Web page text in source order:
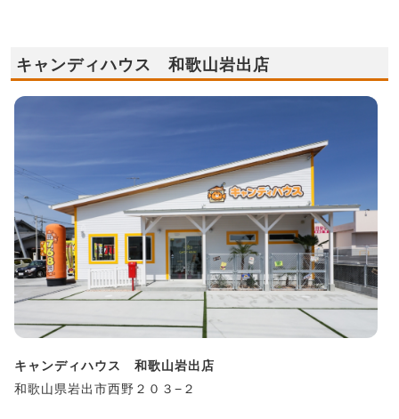
キャンディハウス 和歌山岩出店
キャンディハウス 和歌山岩出店
和歌山県岩出市西野２０３−２